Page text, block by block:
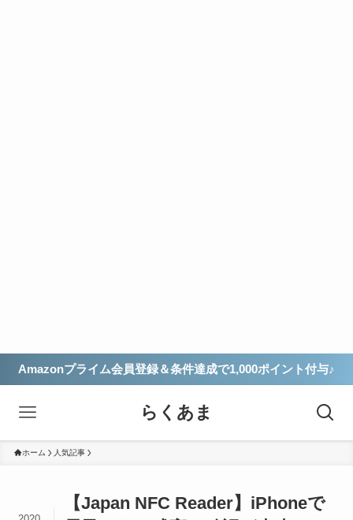
Amazonプライム会員登録＆条件達成で1,000ポイント付与♪
らくあま
ホーム 人気記事
【Japan NFC Reader】iPhoneで